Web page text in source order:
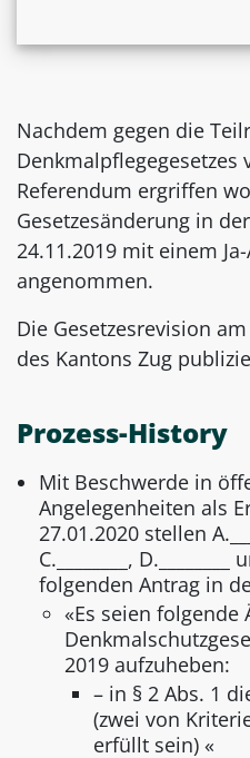
Nachdem gegen die
Denkmalpflegegesetzes
Referendum ergriffen
Gesetzesänderung in
24.11.2019 mit einem
angenommen.
Die Gesetzesrevision
des Kantons Zug
Prozess-History
Mit Beschwerde in
Angelegenheiten als
27.01.2020 stellen
C.________, D.________
folgenden Antrag in
«Es seien folgende
2019 aufzuheben:
– in § 2 Abs. 1
(zwei von
erfüllt sein) «